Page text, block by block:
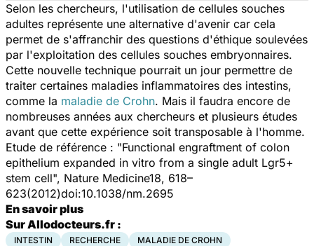
Selon les chercheurs, l'utilisation de cellules souches
adultes représente une alternative d'avenir car cela
permet de s'affranchir des questions d'éthique soulevées
par l'exploitation des cellules souches embryonnaires.
Cette nouvelle technique pourrait un jour permettre de
traiter certaines maladies inflammatoires des intestins,
comme la maladie de Crohn. Mais il faudra encore de
nombreuses années aux chercheurs et plusieurs études
avant que cette expérience soit transposable à l'homme.
Etude de référence : "Functional engraftment of colon
epithelium expanded in vitro from a single adult Lgr5+
stem cell", Nature Medicine18, 618–
623(2012)doi:10.1038/nm.2695
En savoir plus
Sur Allodocteurs.fr :
INTESTIN RECHERCHE
MALADIE DE CROHN